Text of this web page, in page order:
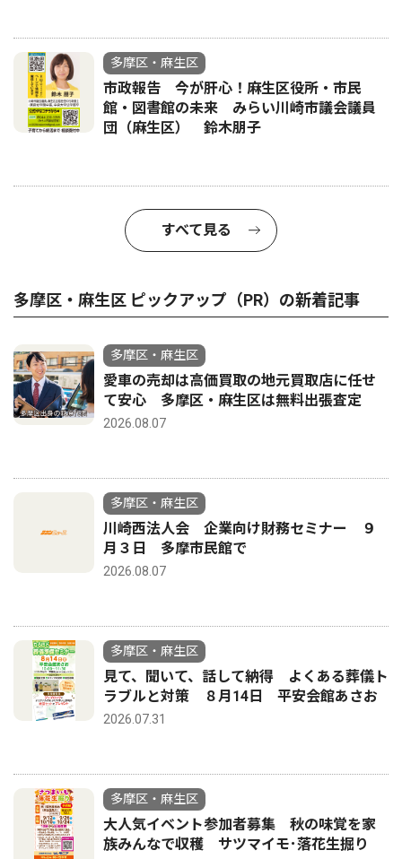
多摩区・麻生区
市政報告 今が肝心！麻生区役所・市民
館・図書館の未来 みらい川崎市議会議員
団（麻生区） 鈴木朋子
すべて見る
多摩区・麻生区 ピックアップ（PR）の新着記事
多摩区・麻生区
愛車の売却は高価買取の地元買取店に任せ
て安心 多摩区・麻生区は無料出張査定
2026.08.07
多摩区・麻生区
川崎西法人会 企業向け財務セミナー ９
月３日 多摩市民館で
2026.08.07
多摩区・麻生区
見て、聞いて、話して納得 よくある葬儀ト
ラブルと対策 ８月14日 平安会館あさお
2026.07.31
多摩区・麻生区
大人気イベント参加者募集 秋の味覚を家
族みんなで収穫 サツマイモ･落花生掘り